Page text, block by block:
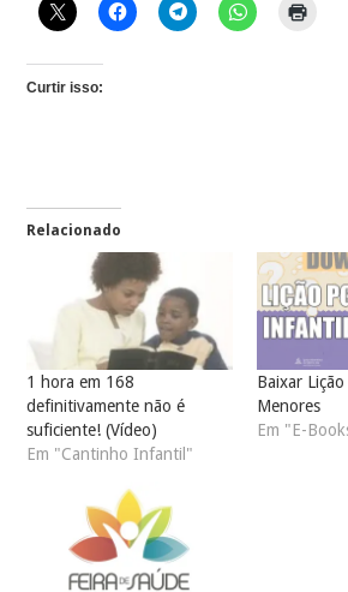
Curtir isso:
Relacionado
1 hora em 168
definitivamente não é
suficiente! (Vídeo)
Em "Cantinho Infantil"
Baixar
Menores
Em "E-